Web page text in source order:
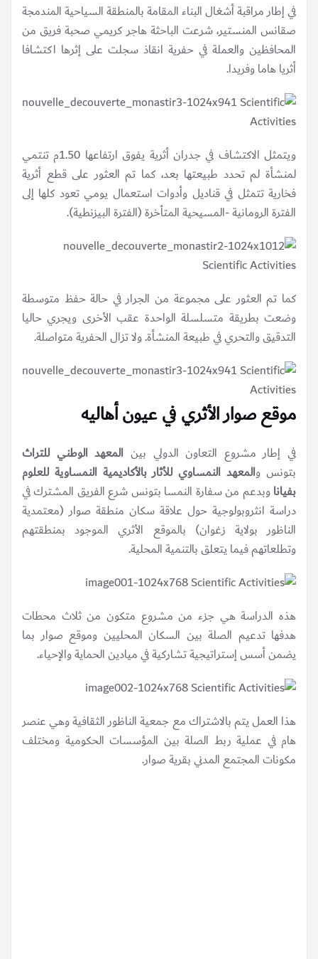
في إطار مراقبة أشغال البناء المقامة بالمنطقة السياحية المندمجة
صقانس المنستير، شرعت الباحثة هاجر كريمي صحبة فريق من
المحافظين والعملة في حفرية انقاذ سجلت على إثرها اكتشافا
أثريا هاما وفريدا.
ويتمثل الاكتشاف في جدران أثرية يفوق ارتفاعها 1.50م تنتمي
لمنشأة لم تحدد طبيعتها بعد، كما تم العثور على قطع أثرية
فخارية تتمثل في قناديل وأدوات استعمال يومي تعود كلها إلى
الفترة الرومانية -المسيحية المتأخرة (الفترة البيزنطية).
كما تم العثور على مجموعة من الجرار في حالة حفظ متوسطة
وضعت بطريقة متسلسلة الواحدة عقب الأخرى ويجري حاليا
التدقيق والتحري في طبيعة المنشأة. ولا تزال الحفرية متواصلة.
موقع صوار الأثري في عيون أهاليه
في إطار مشروع التعاون الدولي بين المعهد الوطني للتراث
بتونس والمعهد النمساوي للأثار بالأكاديمية النمساوية للعلوم
بفياناوبدعم من سفارة النمسا بتونس شرع الفريق المشترك في
دراسة انثروبولوجية حول علاقة سكان منطقة صوار (معتمدية
الناظور بولاية زغوان) بالموقع الأثري الموجود بمنطقتهم
وتطلعاتهم فيما يتعلق بالتنمية المحلية.
هذه الدراسة هي جزء من مشروع متكون من ثلاث محطات
هدفها تدعيم الصلة بين السكان المحليين وموقع صوار بما
يضمن أسس إستراتيجية تشاركية في ميادين الحماية والإحياء.
هذا العمل يتم بالاشتراك مع جمعية الناظور الثقافية وهي عنصر
هام في عملية ربط الصلة بين المؤسسات الحكومية ومختلف
مكونات المجتمع المدني بقرية صوار.